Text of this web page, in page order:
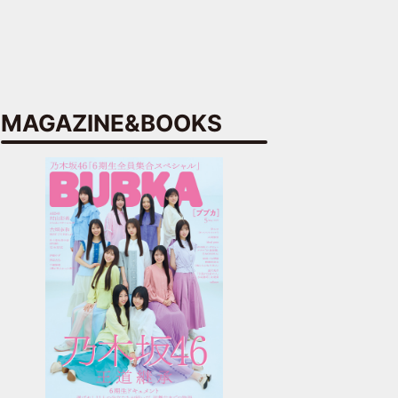
MAGAZINE&BOOKS